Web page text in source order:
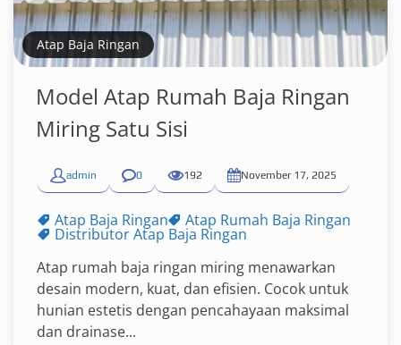
Atap Baja Ringan
Model Atap Rumah Baja Ringan
Miring Satu Sisi
admin 0 192 November 17, 2025
Atap Baja Ringan Atap Rumah Baja Ringan
Distributor Atap Baja Ringan
Atap rumah baja ringan miring menawarkan
desain modern, kuat, dan efisien. Cocok untuk
hunian estetis dengan pencahayaan maksimal
dan drainase...